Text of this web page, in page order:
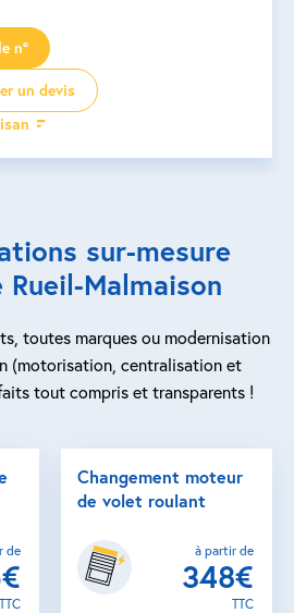
n°
un devis
sur-mesure
Malmaison
toutes marques ou modernisation
(motorisation, centralisation et
tout compris et transparents !
de
TTC
Changement moteur
de volet roulant
à partir de
348€
TTC